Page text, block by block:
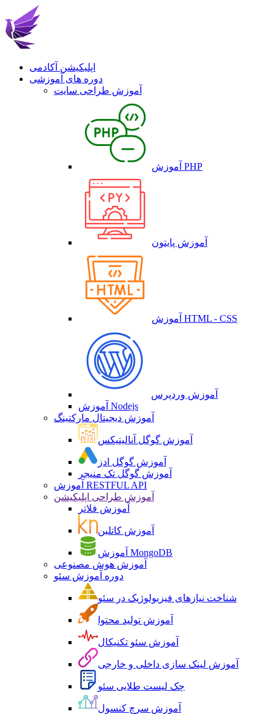
اپلیکیشن آکادمی
دوره های آموزشی
آموزش طراحی سایت
آموزش PHP
آموزش پایتون
آموزش HTML - CSS
آموزش وردپرس
آموزش Nodejs
آموزش دیجیتال مارکتینگ
آموزش گوگل آنالیتیکس
آموزش گوگل ادز
آموزش گوگل تک منیجر
آموزش RESTFUL API
آموزش طراحی اپلیکیشن
آموزش فلاتر
آموزش کاتلین
آموزش MongoDB
آموزش هوش مصنوعی
دوره آموزش سئو
شناخت نیازهای فیزیولوژیک در سئو
آموزش تولید محتوا
آموزش سئو تکنیکال
آموزش لینک سازی داخلی و خارجی
چک لیست طلایی سئو
آموزش سرچ کنسول